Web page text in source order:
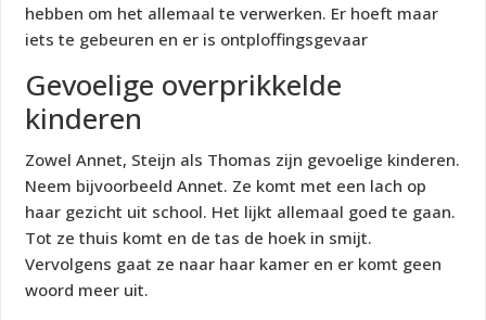
hebben om het allemaal te verwerken. Er hoeft maar
iets te gebeuren en er is ontploffingsgevaar
Gevoelige overprikkelde
kinderen
Zowel Annet, Steijn als Thomas zijn gevoelige kinderen.
Neem bijvoorbeeld Annet. Ze komt met een lach op
haar gezicht uit school. Het lijkt allemaal goed te gaan.
Tot ze thuis komt en de tas de hoek in smijt.
Vervolgens gaat ze naar haar kamer en er komt geen
woord meer uit.